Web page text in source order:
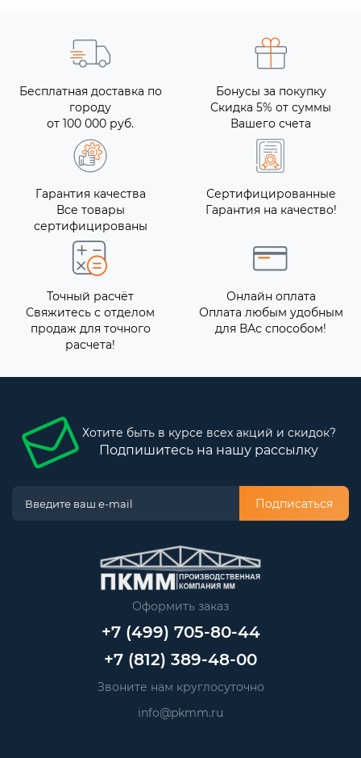
Бесплатная доставка по
городу
от 100 000 руб.
Бонусы за покупку
Скидка 5% от суммы
Вашего счета
Гарантия качества
Все товары
сертифицированы
Сертифицированные
Гарантия на качество!
Точный расчёт
Свяжитесь с отделом
продаж для точного
расчета!
Онлайн оплата
Оплата любым удобным
для ВАс способом!
Хотите быть в курсе всех акций и скидок?
Подпишитесь на нашу рассылку
Подписаться
Оформить заказ
+7 (499) 705-80-44
+7 (812) 389-48-00
Звоните нам круглосуточно
info@pkmm.ru